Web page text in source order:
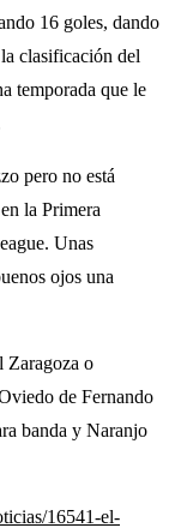
16 goles, dando
clasificación del
temporada que le
pero no está
la Primera
Unas
ojos una
Zaragoza o
de Fernando
banda y Naranjo
16541-el-